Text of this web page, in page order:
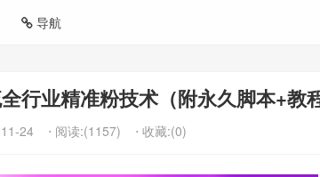
导航
行业精准粉技术（附永久脚本+教
24 ⋅ 阅读:(1157) ⋅ 收藏:(0)